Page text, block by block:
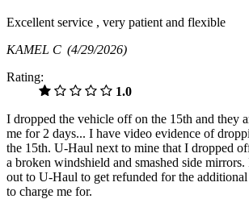
Excellent service , very patient and flexible
KAMEL C (4/29/2026)
Rating:
1.0
I dropped the vehicle off on the 15th and they
me for 2 days... I have video evidence of
the 15th. U-Haul next to mine that I dropped
a broken windshield and smashed side
out to U-Haul to get refunded for the
to charge me for.